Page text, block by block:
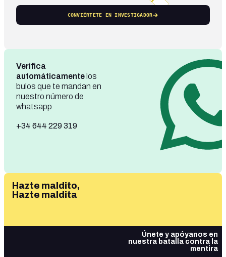
CONVIÉRTETE EN INVESTIGADOR
Verifica
automáticamente los
bulos que te mandan en
nuestro número de
whatsapp
+34 644 229 319
Hazte maldito,
Hazte maldita
Únete y apóyanos en
nuestra batalla contra la
mentira